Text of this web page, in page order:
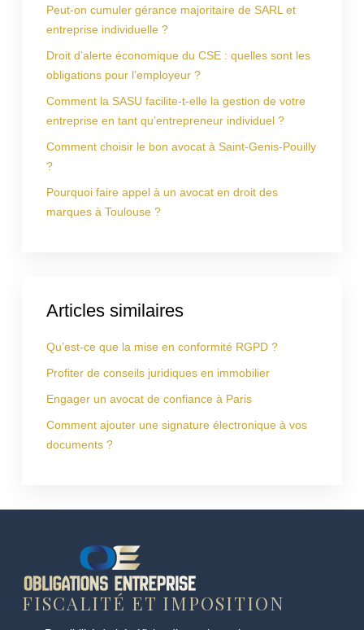
Peut-on cumuler gérance majoritaire de SARL et
entreprise individuelle ?
Droit d’alerte économique du CSE : quelles sont les
obligations pour l’employeur ?
Comment la SASU facilite-t-elle la gestion de votre
entreprise en tant qu’entrepreneur individuel ?
Comment choisir le bon avocat à Saint-Genis-Pouilly
?
Pourquoi faire appel à un avocat en droit des
marques à Toulouse ?
Articles similaires
Qu’est-ce que la mise en conformité RGPD ?
Profiter de conseils juridiques en immobilier
Engager un avocat de confiance à Paris
Comment ajouter une signature électronique à vos
documents ?
FISCALITÉ ET IMPOSITION